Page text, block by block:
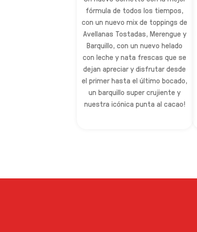
fórmula de todos los tiempos,
con un nuevo mix de toppings de
Avellanas Tostadas, Merengue y
Barquillo, con un nuevo helado
con leche y nata frescas que se
dejan apreciar y disfrutar desde
el primer hasta el último bocado,
un barquillo super crujiente y
nuestra icónica punta al cacao!